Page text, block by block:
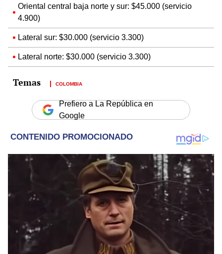
Oriental central baja norte y sur: $45.000 (servicio
4.900)
Lateral sur: $30.000 (servicio 3.300)
Lateral norte: $30.000 (servicio 3.300)
COLOMBIA
Prefiero a La República en
Google